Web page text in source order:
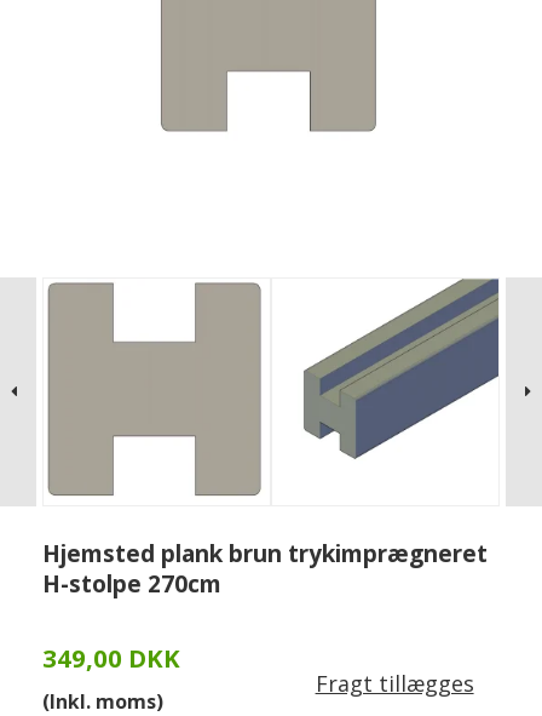
Hjemsted plank brun trykimprægneret
H-stolpe 270cm
349,00 DKK
(Inkl. moms)
Fragt tillægges